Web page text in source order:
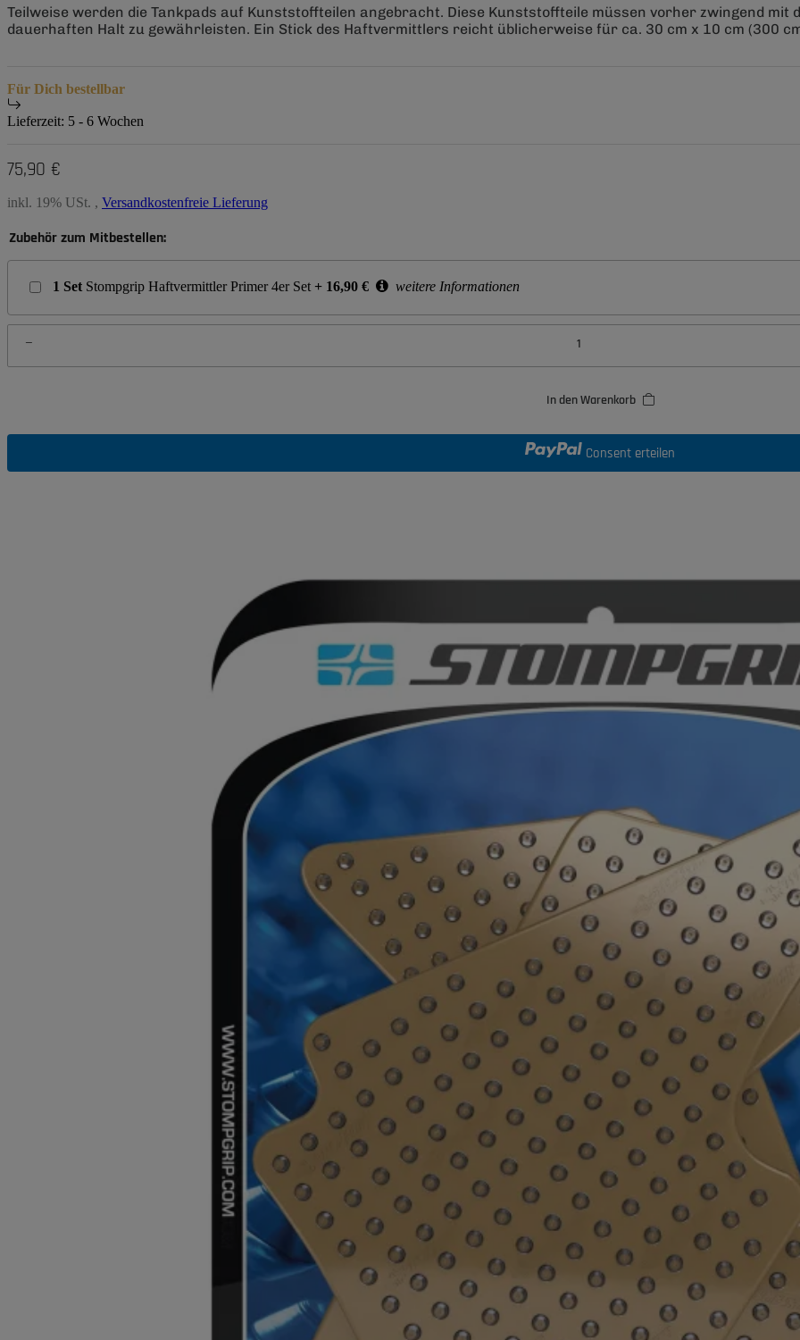
Teilweise werden die Tankpads auf Kunststoffteilen angebracht. Diese Kunststoffteile müssen vorher zwingend
dauerhaften Halt zu gewährleisten. Ein Stick des Haftvermittlers reicht üblicherweise für ca. 30 cm x 10 cm (300
Für Dich bestellbar
Lieferzeit: 5 - 6 Wochen
75,90 €
inkl. 19% USt. , Versandkostenfreie Lieferung
Zubehör zum Mitbestellen:
1 Set Stompgrip Haftvermittler Primer 4er Set + 16,90 € weitere Informationen
In den Warenkorb
Consent erteilen